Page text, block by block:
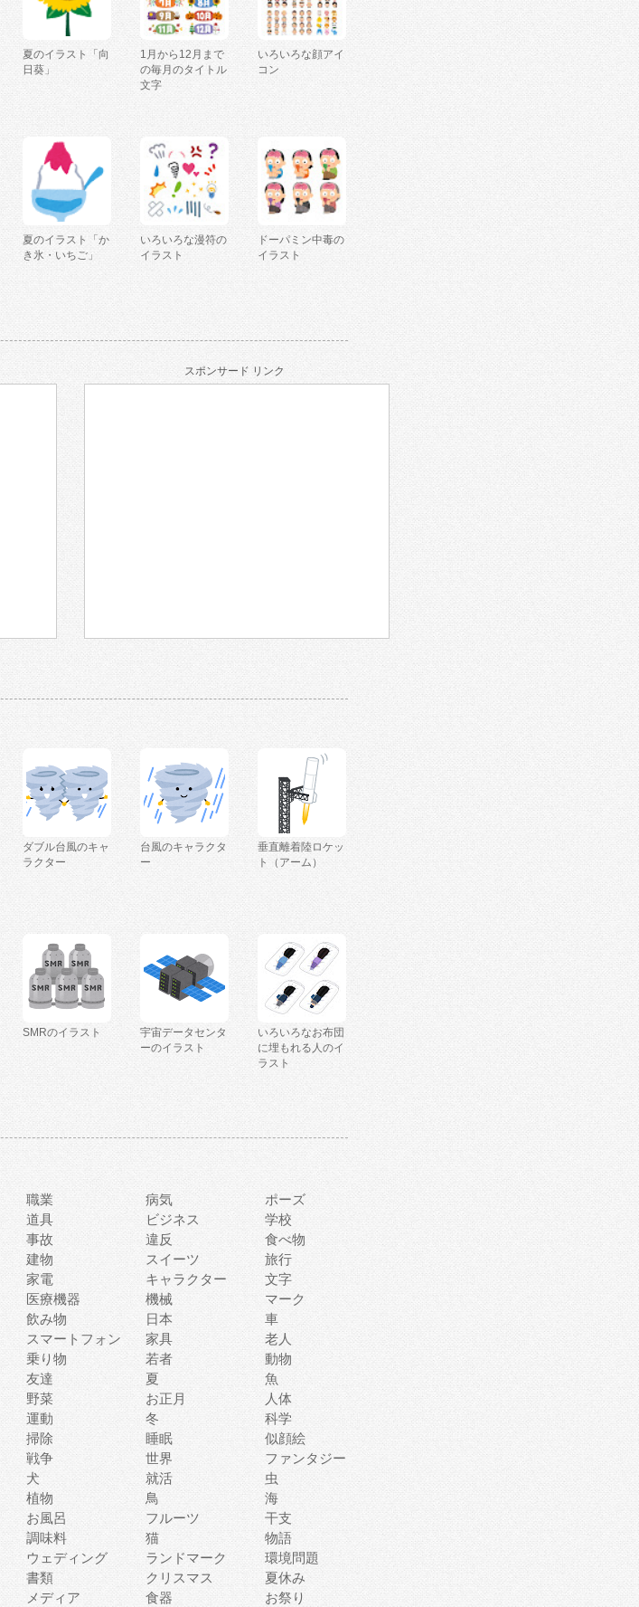
夏のイラスト「向
日葵」
1月から12月まで
の毎月のタイトル
文字
いろいろな顔アイ
コン
夏のイラスト「か
き氷・いちご」
いろいろな漫符の
イラスト
ドーパミン中毒の
イラスト
スポンサード リンク
ダブル台風のキャ
ラクター
台風のキャラクタ
ー
垂直離着陸ロケッ
ト（アーム）
SMRのイラスト
宇宙データセンタ
ーのイラスト
いろいろなお布団
に埋もれる人のイ
ラスト
職業 病気
ポーズ
道具 ビジネス
学校
事故 違反
食べ物
建物 スイーツ
旅行
家電 キャラクター
文字
医療機器 機械
マーク
飲み物 日本
車
スマートフォン 家具
老人
乗り物 若者
動物
友達 夏
魚
野菜 お正月
人体
運動 冬
科学
掃除 睡眠
似顔絵
戦争 世界
ファンタジー
犬 就活
虫
植物 鳥
海
お風呂 フルーツ
干支
調味料 猫
物語
ウェディング ランドマーク
環境問題
書類 クリスマス
夏休み
メディア 食器 お祭り